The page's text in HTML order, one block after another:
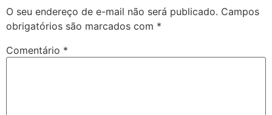
O seu endereço de e-mail não será publicado. Campos
obrigatórios são marcados com *
Comentário *